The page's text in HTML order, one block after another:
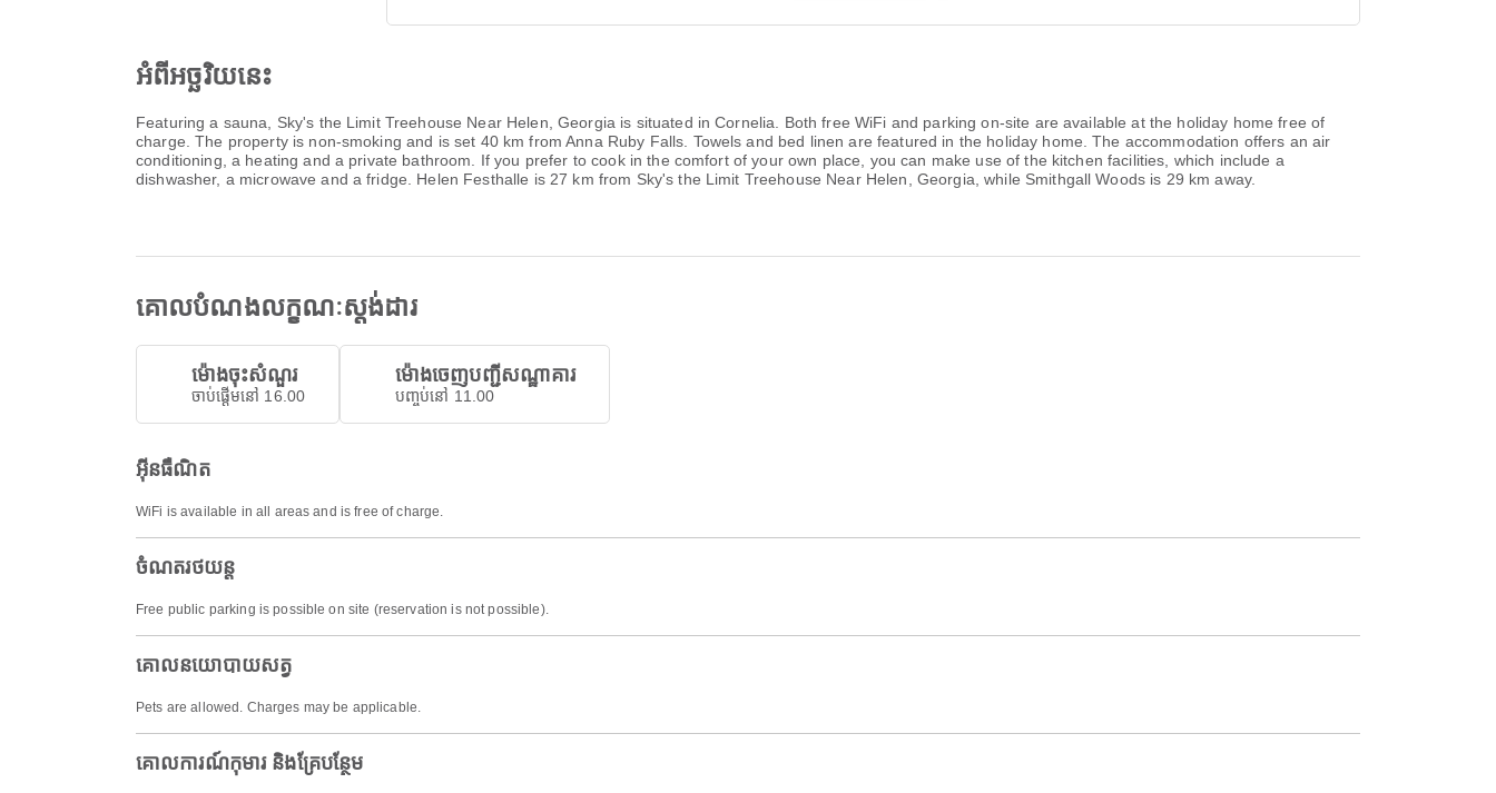
អំពីអច្ឆរិយនេះ
Featuring a sauna, Sky's the Limit Treehouse Near Helen, Georgia is situated in Cornelia. Both free WiFi and parking on-site are available at the holiday home free of
charge. The property is non-smoking and is set 40 km from Anna Ruby Falls. Towels and bed linen are featured in the holiday home. The accommodation offers an air
conditioning, a heating and a private bathroom. If you prefer to cook in the comfort of your own place, you can make use of the kitchen facilities, which include a
dishwasher, a microwave and a fridge. Helen Festhalle is 27 km from Sky's the Limit Treehouse Near Helen, Georgia, while Smithgall Woods is 29 km away.
គោលបំណងលក្ខណៈស្តង់ដារ
ម៉ោងចុះសំណួរ
ចាប់ផ្តើមនៅ 16.00
ម៉ោងចេញបញ្ជីសណ្ឋាគារ
បញ្ចប់នៅ 11.00
អ៊ីនធឺណិត
WiFi is available in all areas and is free of charge.
ចំណតរថយន្ត
Free public parking is possible on site (reservation is not possible).
គោលនយោបាយសត្វ
Pets are allowed. Charges may be applicable.
គោលការណ៍កុមារ និងគ្រែបន្ថែម